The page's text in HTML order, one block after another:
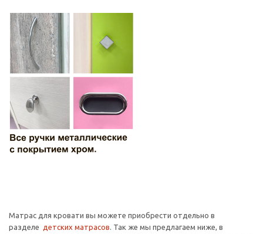
Матрас для кровати вы можете приобрести отдельно в
разделе детских матрасов. Так же мы предлагаем ниже, в